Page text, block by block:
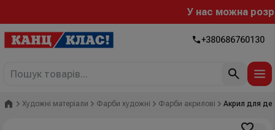
У нас можна
+380686760130
Головна
Художні матеріали Фарби художні Фарби акрилові Акрил для